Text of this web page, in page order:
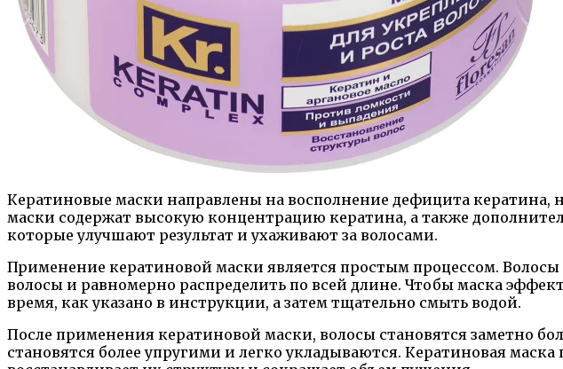
Кератиновые маски направлены на восполнение дефицита
маски содержат высокую концентрацию кератина, а также
которые улучшают результат и ухаживают за волосами.
Применение кератиновой маски является простым процессом.
волосы и равномерно распределить по всей длине. Чтобы маска
время, как указано в инструкции, а затем тщательно смыть водой.
После применения кератиновой маски, волосы становятся заметно
становятся более упругими и легко укладываются. Кератиновая